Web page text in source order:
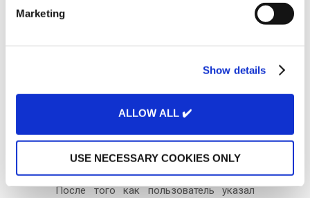
Marketing
Show details
ALLOW ALL ✔️
USE NECESSARY COOKIES ONLY
Это удалит сохраненный адрес из
адрес сервера при следующем запуске
приложения.
После того как пользователь указал